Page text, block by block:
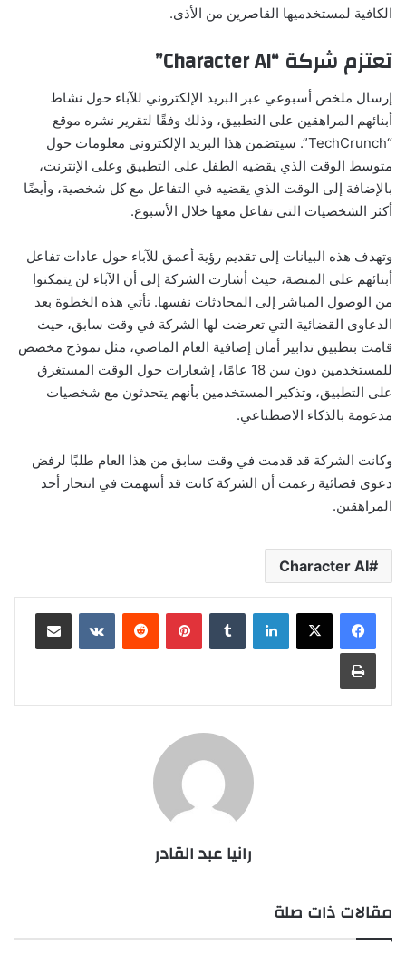
الكافية لمستخدميها القاصرين من الأذى.
تعتزم شركة “Character AI”
إرسال ملخص أسبوعي عبر البريد الإلكتروني للآباء حول نشاط
أبنائهم المراهقين على التطبيق، وذلك وفقًا لتقرير نشره موقع
“TechCrunch”. سيتضمن هذا البريد الإلكتروني معلومات حول
متوسط الوقت الذي يقضيه الطفل على التطبيق وعلى الإنترنت،
بالإضافة إلى الوقت الذي يقضيه في التفاعل مع كل شخصية، وأيضًا
أكثر الشخصيات التي تفاعل معها خلال الأسبوع.
وتهدف هذه البيانات إلى تقديم رؤية أعمق للآباء حول عادات تفاعل
أبنائهم على المنصة، حيث أشارت الشركة إلى أن الآباء لن يتمكنوا
من الوصول المباشر إلى المحادثات نفسها. تأتي هذه الخطوة بعد
الدعاوى القضائية التي تعرضت لها الشركة في وقت سابق، حيث
قامت بتطبيق تدابير أمان إضافية العام الماضي، مثل نموذج مخصص
للمستخدمين دون سن 18 عامًا، إشعارات حول الوقت المستغرق
على التطبيق، وتذكير المستخدمين بأنهم يتحدثون مع شخصيات
مدعومة بالذكاء الاصطناعي.
وكانت الشركة قد قدمت في وقت سابق من هذا العام طلبًا لرفض
دعوى قضائية زعمت أن الشركة كانت قد أسهمت في انتحار أحد
المراهقين.
Character AI
لينكدإن بينتيريست مشاركة عبر البريد
طباعة
رانيا عبد القادر
مقالات ذات صلة